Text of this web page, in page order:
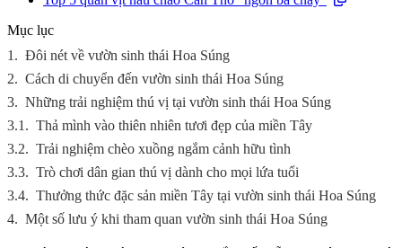
Mục lục
1. Đôi nét về vườn sinh thái Hoa Súng
2. Cách di chuyển đến vườn sinh thái Hoa Súng
3. Những trải nghiệm thú vị tại vườn sinh thái Hoa Súng
3.1. Thả mình vào thiên nhiên tươi đẹp của miền Tây
3.2. Trải nghiệm chèo xuồng ngắm cảnh hữu tình
3.3. Trò chơi dân gian thú vị dành cho mọi lứa tuổi
3.4. Thưởng thức đặc sản miền Tây tại vườn sinh thái Hoa Súng
4. Một số lưu ý khi tham quan vườn sinh thái Hoa Súng